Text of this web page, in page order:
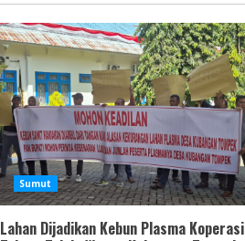
Sumut
Lahan Dijadikan Kebun Plasma Koperasi